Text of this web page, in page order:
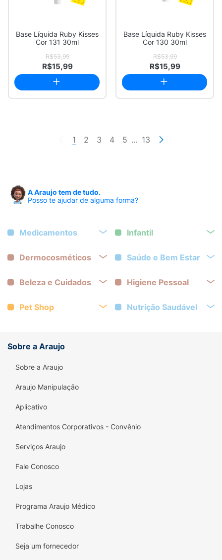
Base Líquida Ruby Kisses
Cor 131 30ml
R$53,99
R$15,99
Base Líquida Ruby Kisses
Cor 130 30ml
R$53,99
R$15,99
1 2 3 4 5 … 13
A Araujo tem de tudo.
Posso te ajudar de alguma forma?
Medicamentos Infantil
Dermocosméticos Saúde e Bem Estar
Beleza e Cuidados Higiene Pessoal
Pet Shop Nutrição Saudável
Sobre a Araujo
Sobre a Araujo
Araujo Manipulação
Aplicativo
Atendimentos Corporativos - Convênio
Serviços Araujo
Fale Conosco
Lojas
Programa Araujo Médico
Trabalhe Conosco
Seja um fornecedor